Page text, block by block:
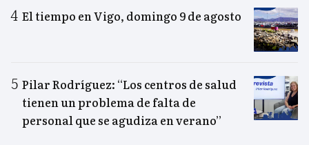
El tiempo en Vigo, domingo 9 de agosto
Pilar Rodríguez: “Los centros de salud
tienen un problema de falta de
personal que se agudiza en verano”